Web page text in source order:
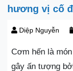
hương vị cố
Diệp Nguyễn
Cơm hến là
gây ấn tượng